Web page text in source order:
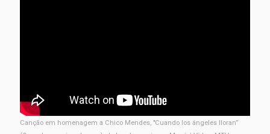
Canção em homenagem a Chico Mendes, "Cuando los ángeles lloran”